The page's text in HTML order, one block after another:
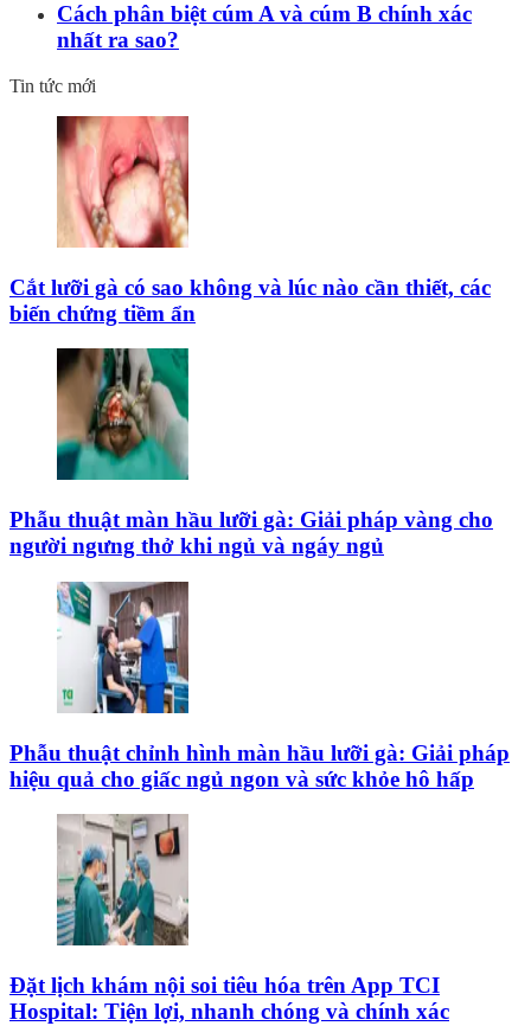
Cách phân biệt cúm A và cúm B chính xác
nhất ra sao?
Tin tức mới
Cắt lưỡi gà có sao không và lúc nào cần thiết, các
biến chứng tiềm ẩn
Phẫu thuật màn hầu lưỡi gà: Giải pháp vàng cho
người ngưng thở khi ngủ và ngáy ngủ
Phẫu thuật chỉnh hình màn hầu lưỡi gà: Giải pháp
hiệu quả cho giấc ngủ ngon và sức khỏe hô hấp
Đặt lịch khám nội soi tiêu hóa trên App TCI
Hospital: Tiện lợi, nhanh chóng và chính xác